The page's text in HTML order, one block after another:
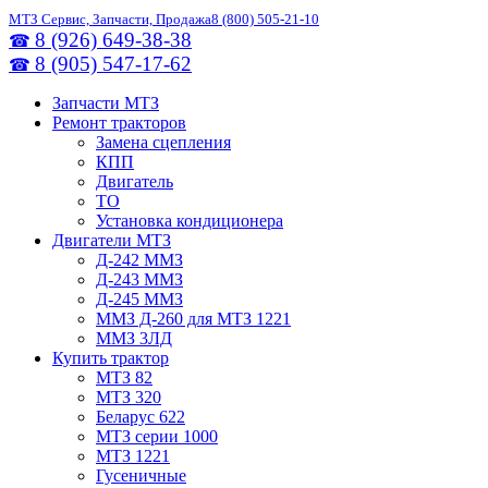
МТЗ Сервис, Запчасти, Продажа8 (800) 505-21-10
☎ 8 (926) 649-38-38
☎ 8 (905) 547-17-62
Запчасти МТЗ
Ремонт тракторов
Замена сцепления
КПП
Двигатель
ТО
Установка кондиционера
Двигатели МТЗ
Д-242 ММЗ
Д-243 ММЗ
Д-245 ММЗ
ММЗ Д-260 для МТЗ 1221
ММЗ 3ЛД
Купить трактор
МТЗ 82
МТЗ 320
Беларус 622
МТЗ серии 1000
МТЗ 1221
Гусеничные